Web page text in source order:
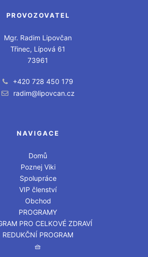
PROVOZOVATEL
Mgr. Radim Lipovčan
Třinec, Lípová 61
73961
+420 728 450 179
radim@lipovcan.cz
NAVIGACE
Domů
Poznej Viki
Spolupráce
VIP členství
Obchod
PROGRAMY
PRO CELKOVÉ ZDRAVÍ
REDUKČNÍ PROGRAM
🧺